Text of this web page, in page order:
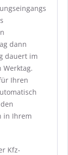
dann
dauert im
Ihren
in Ihrem
Kfz-